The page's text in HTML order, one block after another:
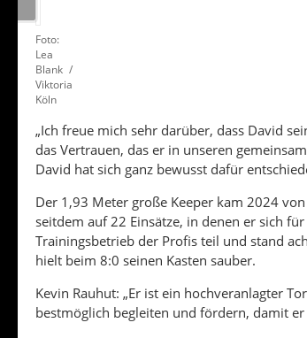
Foto:
Lea
Blank /
Viktoria
Köln
„Ich freue mich sehr darüber, dass David
das Vertrauen, das er in unseren
David hat sich ganz bewusst dafür
Der 1,93 Meter große Keeper kam 2024
seitdem auf 22 Einsätze, in denen er sich
Trainingsbetrieb der Profis teil und stand
hielt beim 8:0 seinen Kasten sauber.
Kevin Rauhut: „Er ist ein hochveranlagter
bestmöglich begleiten und fördern, damit